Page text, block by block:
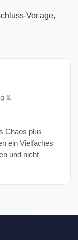
Vorlage,
&
Chaos plus
ein Vielfaches
und nicht-